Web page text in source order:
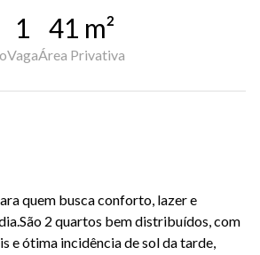
1
Vaga
41 m²
Área Privativa
quem busca conforto, lazer e
2 quartos bem distribuídos, com
e ótima incidência de sol da tarde,